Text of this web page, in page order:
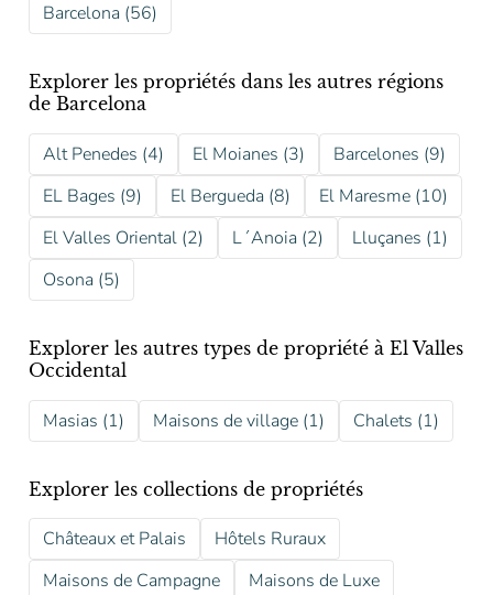
Barcelona (56)
Explorer les propriétés dans les autres régions
de Barcelona
Alt Penedes (4) El Moianes (3)
Barcelones (9)
EL Bages (9)
El Bergueda (8)
El Maresme (10)
El Valles Oriental (2)
L´Anoia (2)
Lluçanes (1)
Osona (5)
Explorer les autres types de propriété à El Valles
Occidental
Masias (1) Maisons de village (1) Chalets (1)
Explorer les collections de propriétés
Châteaux et Palais
Hôtels Ruraux
Maisons de Campagne
Maisons de Luxe